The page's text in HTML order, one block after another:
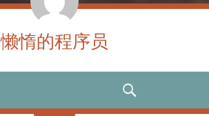
懒惰的程序员